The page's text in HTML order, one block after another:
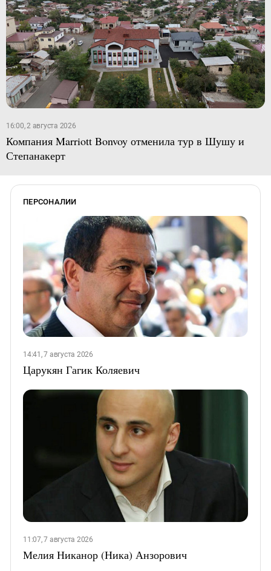
16:00, 2 августа 2026
Компания Marriott Bonvoy отменила тур в Шушу и
Степанакерт
ПЕРСОНАЛИИ
14:41, 7 августа 2026
Царукян Гагик Коляевич
11:07, 7 августа 2026
Мелия Никанор (Ника) Анзорович